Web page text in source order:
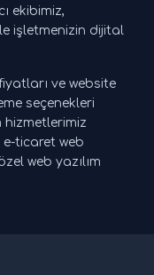
ekibimiz,
işletmenizin dijital
ve website
seçenekleri
hizmetlerimiz
ticaret web
web yazılım